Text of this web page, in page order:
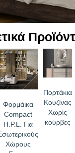
χημικά
υφή και αφή
Φορμάικα
Compact
H.P.L. Για
Χώρους
Πορτάκια
Κουζίνας
Χωρίς
κούρβες